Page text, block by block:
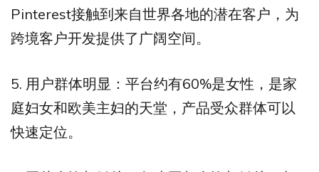
Pinterest接触到来自世界各地的潜在客户，为
跨境客户开发提供了广阔空间。
5. 用户群体明显：平台约有60%是女性，是家
庭妇女和欧美主妇的天堂，产品受众群体可以
快速定位。